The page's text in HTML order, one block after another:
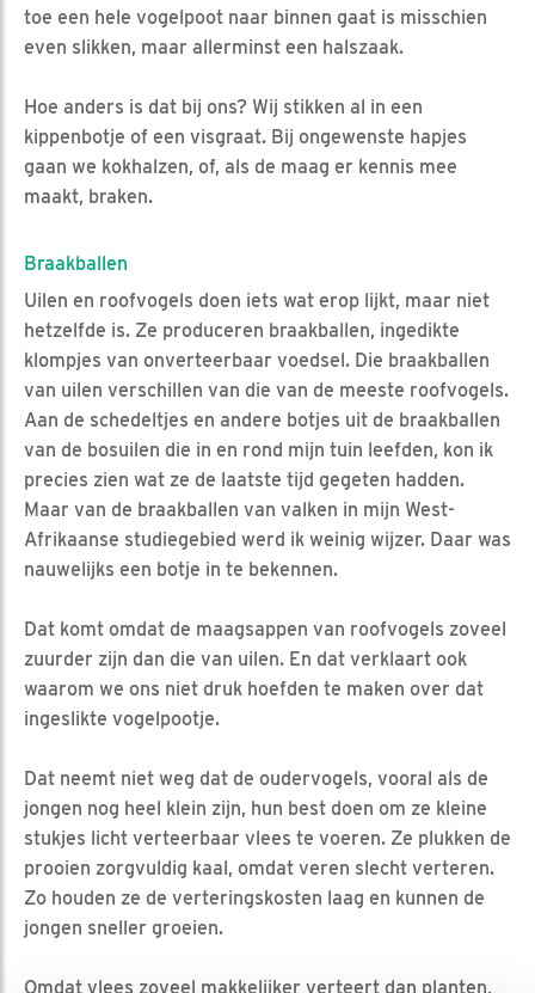
toe een hele vogelpoot naar binnen gaat is misschien
even slikken, maar allerminst een halszaak.
Hoe anders is dat bij ons? Wij stikken al in een
kippenbotje of een visgraat. Bij ongewenste hapjes
gaan we kokhalzen, of, als de maag er kennis mee
maakt, braken.
Braakballen
Uilen en roofvogels doen iets wat erop lijkt, maar niet
hetzelfde is. Ze produceren braakballen, ingedikte
klompjes van onverteerbaar voedsel. Die braakballen
van uilen verschillen van die van de meeste roofvogels.
Aan de schedeltjes en andere botjes uit de braakballen
van de bosuilen die in en rond mijn tuin leefden, kon ik
precies zien wat ze de laatste tijd gegeten hadden.
Maar van de braakballen van valken in mijn West-
Afrikaanse studiegebied werd ik weinig wijzer. Daar was
nauwelijks een botje in te bekennen.
Dat komt omdat de maagsappen van roofvogels zoveel
zuurder zijn dan die van uilen. En dat verklaart ook
waarom we ons niet druk hoefden te maken over dat
ingeslikte vogelpootje.
Dat neemt niet weg dat de oudervogels, vooral als de
jongen nog heel klein zijn, hun best doen om ze kleine
stukjes licht verteerbaar vlees te voeren. Ze plukken de
prooien zorgvuldig kaal, omdat veren slecht verteren.
Zo houden ze de verteringskosten laag en kunnen de
jongen sneller groeien.
Omdat vlees zoveel makkelijker verteert dan planten,